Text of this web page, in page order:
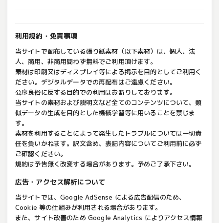
利用規約・免責事項
当サイトで配布している張り紙素材（以下素材）は、個人、法
人、商用、非商用問わず無料でご利用頂けます。
素材は印刷又はディスプレイ等による掲示を目的としてご利用く
ださい。デジタルデータでの再配布はご遠慮ください。
公序良俗に反する目的での利用はお断りしております。
当サイトの素材および説明文など全てのコンテンツについて、類
似データの生成を目的とした機械学習等に用いることを禁じま
す。
素材を利用することによって発生したトラブルについては一切責
任を負いかねます。訳文含め、表記内容についてご利用前に必ず
ご確認ください。
規約は予告無く改変する場合があります。予めご了承下さい。
広告・アクセス解析について
当サイトでは、Google AdSense による広告配信のため、
Cookie 等の仕組みが利用される場合があります。
また、サイト改善のため Google Analytics によりアクセス情報